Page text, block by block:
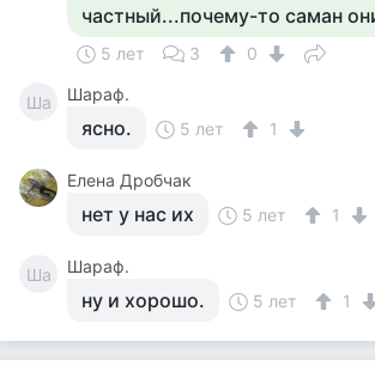
частный...почему-то саман
5 лет 3 0
Ша Шараф.
ясно. 5 лет 1
Елена Дробчак
нет у нас их 5 лет 1
Ша Шараф.
ну и хорошо. 5 лет 1